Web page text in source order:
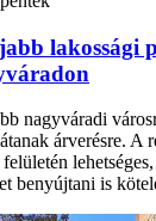
lakossági
nagyváradi
árverésre. A
benyújtani is